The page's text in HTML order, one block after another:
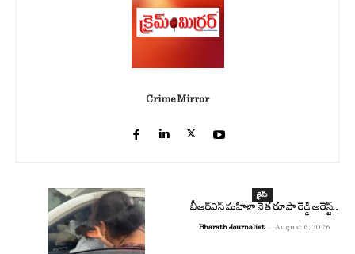
Crime Mirror
క్రైమ్
బీఆర్ఎస్ మహిళా నేత రూపా రెడ్డి అరెస్ట్..
Bharath Journalist - August 6, 2026